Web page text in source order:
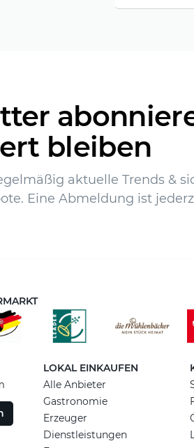
bleiben
aktuelle Trends &
Eine Abmeldung ist
LOKAL EINKAUFEN
Alle Anbieter
Gastronomie
Erzeuger
Dienstleistungen